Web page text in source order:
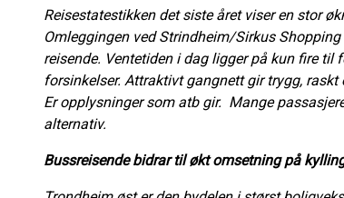
Reisestatestikken det siste året viser en stor
Omleggingen ved Strindheim/Sirkus
reisende. Ventetiden i dag ligger på kun fire til
forsinkelser. Attraktivt gangnett gir trygg,
Er opplysninger som atb gir. Mange
alternativ.
Bussreisende bidrar til økt omsetning på